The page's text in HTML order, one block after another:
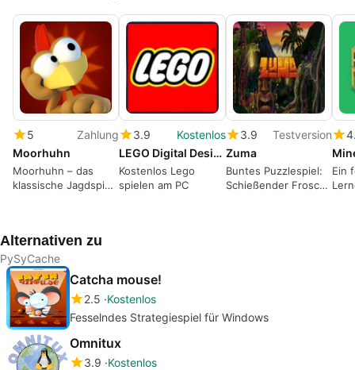
5
Zahlung
Moorhuhn
Moorhuhn – das
klassische Jagdspiel
3.9
Kostenlos
LEGO Digital Designer
Kostenlos Lego
spielen am PC
3.9
Testversion
Zuma
Buntes Puzzlespiel:
Schießender Frosch
Ein
Alternativen zu
PySyCache
Catcha mouse!
2.5 Kostenlos
Fesselndes Strategiespiel für Windows
Omnitux
3.9 Kostenlos